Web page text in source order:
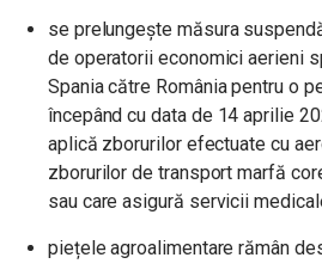
se prelungește măsura
de operatorii economici aerieni
Spania către România pentru o
începând cu data de 14 aprilie
aplică zborurilor efectuate cu
zborurilor de transport marfă
sau care asigură servicii
piețele agroalimentare rămân